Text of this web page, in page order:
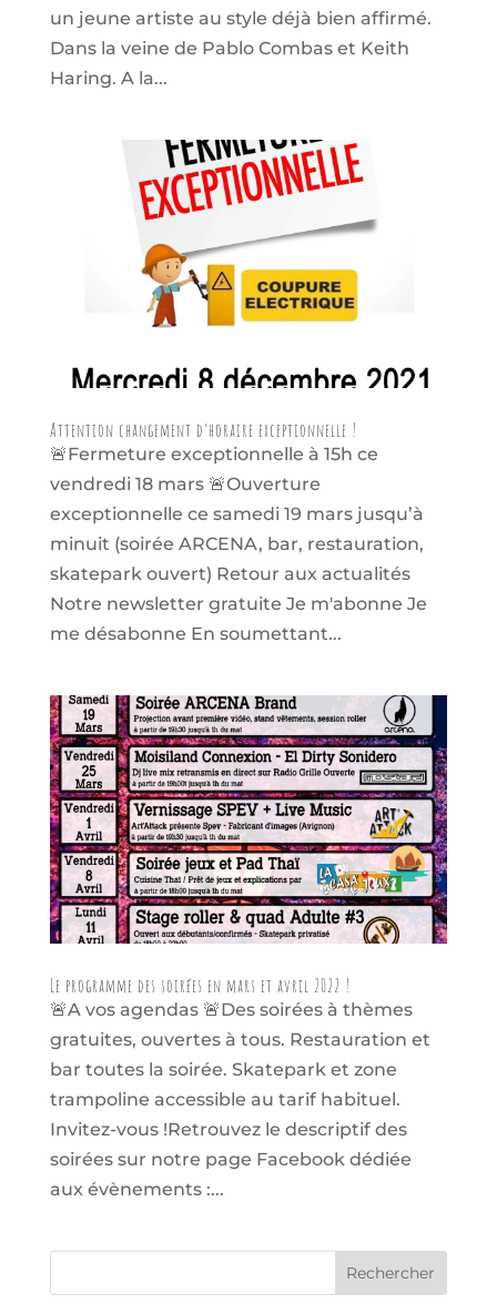
un jeune artiste au style déjà bien affirmé.
Dans la veine de Pablo Combas et Keith
Haring. A la...
Attention changement d’horaire exceptionnelle !
🚨Fermeture exceptionnelle à 15h ce
vendredi 18 mars 🚨Ouverture
exceptionnelle ce samedi 19 mars jusqu’à
minuit (soirée ARCENA, bar, restauration,
skatepark ouvert) Retour aux actualités
Notre newsletter gratuite Je m'abonne Je
me désabonne En soumettant...
Le programme des soirées en mars et avril 2022 !
🚨A vos agendas 🚨Des soirées à thèmes
gratuites, ouvertes à tous. Restauration et
bar toutes la soirée. Skatepark et zone
trampoline accessible au tarif habituel.
Invitez-vous !Retrouvez le descriptif des
soirées sur notre page Facebook dédiée
aux évènements :...